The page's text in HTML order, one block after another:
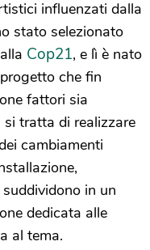
influenzati dalla
stato selezionato
Cop21, e lì è nato
che fin
fattori sia
tratta di realizzare
cambiamenti
in un
dedicata alle
al tema.